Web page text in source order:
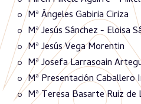
Mª Ángeles Gabiria Ciriza
Mª Jesús Sánchez - Eloisa
Mª Jesús Vega Morentin
Mª Josefa Larrasoain
Mª Presentación Caballero
Mª Teresa Basarte Ruiz de